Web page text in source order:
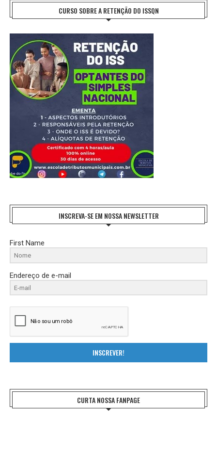
CURSO SOBRE A RETENÇÃO DO ISSQN
INSCREVA-SE EM NOSSA NEWSLETTER
First Name
Endereço de e-mail
INSCREVER!
CURTA NOSSA FANPAGE